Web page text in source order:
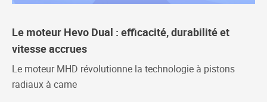
Le moteur Hevo Dual : efficacité, durabilité et
vitesse accrues
Le moteur MHD révolutionne la technologie à pistons
radiaux à came